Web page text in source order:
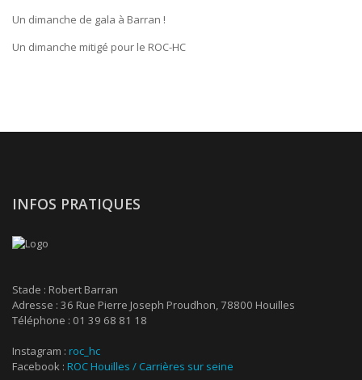
Un dimanche de gala à Barran !
Un dimanche mitigé pour le ROC-HC
INFOS PRATIQUES
Stade : Robert Barran
Adresse : 36 Rue Pierre Joseph Proudhon, 78800 Houilles
Téléphone : 01 39 68 81 18
Instagram : roc_hc
Facebook : ROC Houilles / Carrières sur seine